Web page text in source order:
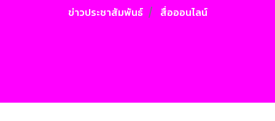
ข่าวประชาสัมพันธ์ สื่อออนไลน์